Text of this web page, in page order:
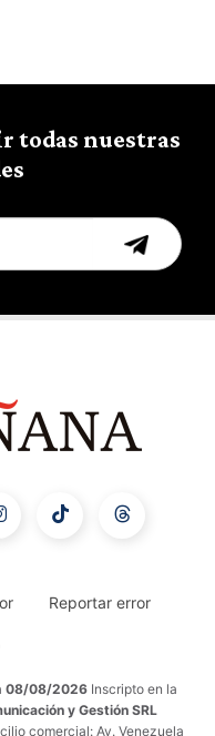
todas nuestras
Reportar error
08/08/2026 Inscripto en la
y Gestión SRL
comercial: Av. Venezuela